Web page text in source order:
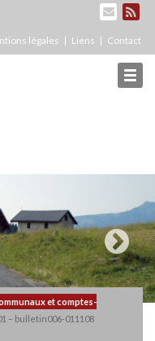
légales Liens Contact
et comptes-
– bulletin006-011108